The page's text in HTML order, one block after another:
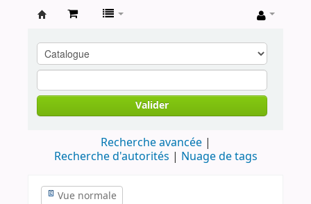
contestataires
Valider
Recherche avancée
Recherche d'autorités
Nuage de tags
Vue normale